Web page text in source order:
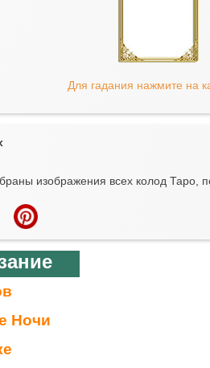
Для гадания нажмите на
изображения всех колод Таро,
Ночи